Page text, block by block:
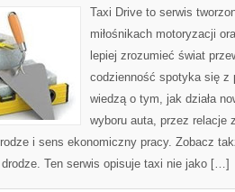
Taxi Drive to serwis
miłośnikach motoryzacji
lepiej zrozumieć świat
codzienność spotyka się z
wiedzą o tym, jak działa
wyboru auta, przez relacje
i sens ekonomiczny pracy. Zobacz
Ten serwis opisuje taxi nie jako […]